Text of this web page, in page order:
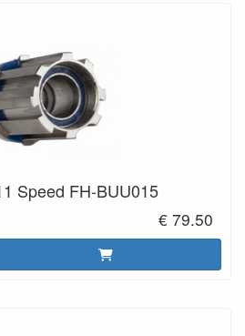
Speed FH-BUU015
€ 79.50